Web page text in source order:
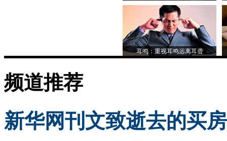
耳鸣：重视耳鸣远离耳聋
频道推荐
新华网刊文致逝去的买